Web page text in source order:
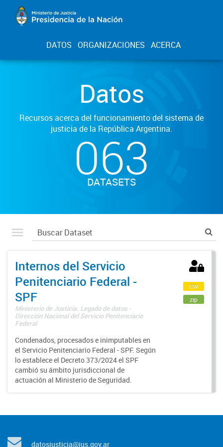
DATOS ORGANIZACIONES ACERCA
Datos
Recursos acerca del funcionamiento del sistema de
justicia de la República Argentina.
063
DATASETS
Internos del Servicio
Penitenciario Federal -
SPF
Ministerio de Justicia. Legado de datos -
Dirección Nacional del Servicio Penitenciario
Federal
Condenados, procesados e inimputables en
el Servicio Penitenciario Federal - SPF. Según
lo establece el Decreto 373/2024 el SPF
cambió su ámbito jurisdiccional de
actuación al Ministerio de Seguridad.
csv
zip
datosjusticia@jus.gov.ar